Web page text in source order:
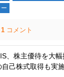
1 コメント
、株主優待を大
自己株式取得も実